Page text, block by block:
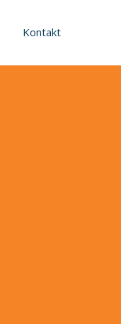
Kontakt